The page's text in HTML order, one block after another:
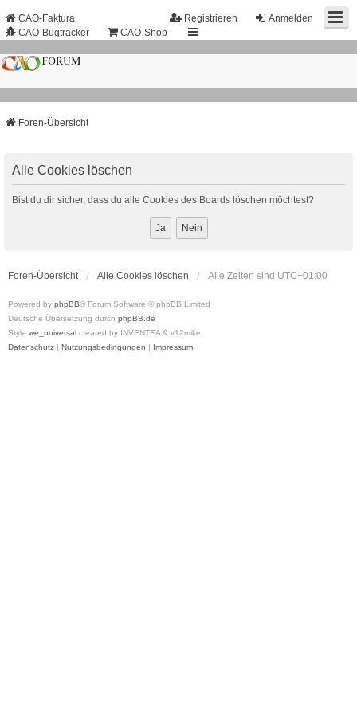
Anmelden
Registrieren
CAO-Faktura
CAO-Bugtracker
CAO-Shop
Foren-Übersicht
Alle Cookies löschen
Bist du dir sicher, dass du alle Cookies des Boards löschen möchtest?
Foren-Übersicht Alle Cookies löschen Alle Zeiten sind UTC+01:00
Powered by phpBB® Forum Software © phpBB Limited
Deutsche Übersetzung durch phpBB.de
Style we_universal created by INVENTEA & v12mike
Datenschutz | Nutzungsbedingungen | Impressum